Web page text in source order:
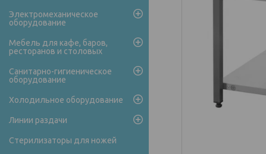
Электромеханическое
оборудование
Мебель для кафе, баров,
ресторанов и столовых
Санитарно-гигиеническое
оборудование
Холодильное оборудование
Линии раздачи
Стерилизаторы для ножей